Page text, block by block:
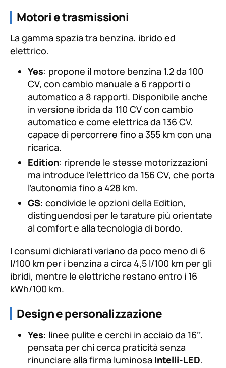
Motori e trasmissioni
La gamma spazia tra benzina, ibrido ed
elettrico.
Yes: propone il motore benzina 1.2 da 100
CV, con cambio manuale a 6 rapporti o
automatico a 8 rapporti. Disponibile anche
in versione ibrida da 110 CV con cambio
automatico e come elettrica da 136 CV,
capace di percorrere fino a 355 km con una
ricarica.
Edition: riprende le stesse motorizzazioni
ma introduce l’elettrico da 156 CV, che porta
l’autonomia fino a 428 km.
GS: condivide le opzioni della Edition,
distinguendosi per le tarature più orientate
al comfort e alla tecnologia di bordo.
I consumi dichiarati variano da poco meno di 6
l/100 km per i benzina a circa 4,5 l/100 km per gli
ibridi, mentre le elettriche restano entro i 16
kWh/100 km.
Design e personalizzazione
Yes: linee pulite e cerchi in acciaio da 16’’,
pensata per chi cerca praticità senza
rinunciare alla firma luminosa Intelli-LED.